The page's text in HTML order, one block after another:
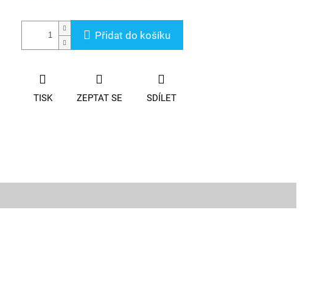
Přidat do košíku
TISK ZEPTAT SE SDÍLET